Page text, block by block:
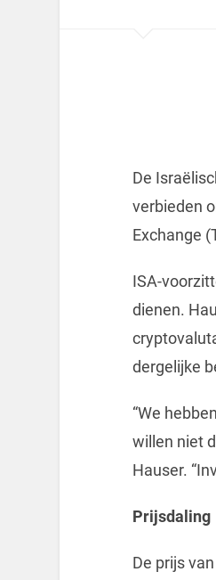
De
verbieden
Exchange
ISA-
dienen.
dergelijke
“We
willen niet
Hauser.
Prijsdaling
De prijs